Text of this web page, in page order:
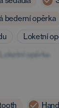
bederní opěrka
Loketní
Loketní opěrka